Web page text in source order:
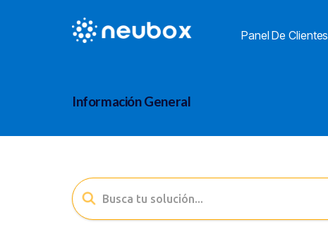
Panel De Clientes
Información General